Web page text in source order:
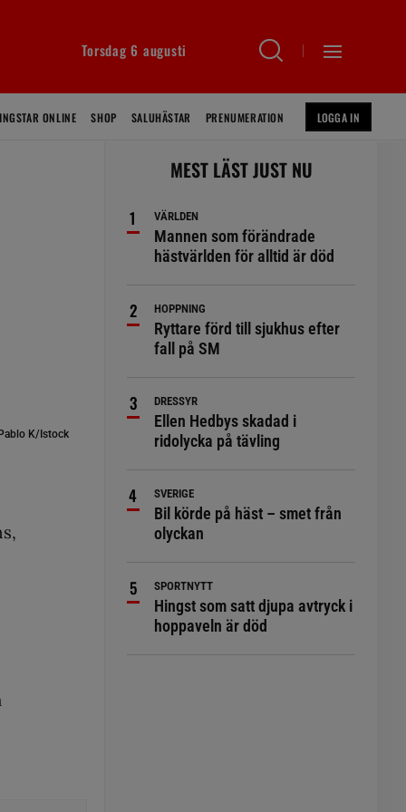
Torsdag 6 augusti
ONLINE SHOP SALUHÄSTAR PRENUMERATION LOGGA IN
K/Istock
MEST LÄST JUST NU
VÄRLDEN
Mannen som förändrade
hästvärlden för alltid är död
HOPPNING
Ryttare förd till sjukhus efter
fall på SM
DRESSYR
Ellen Hedbys skadad i
ridolycka på tävling
SVERIGE
Bil körde på häst – smet från
olyckan
SPORTNYTT
Hingst som satt djupa avtryck i
hoppaveln är död